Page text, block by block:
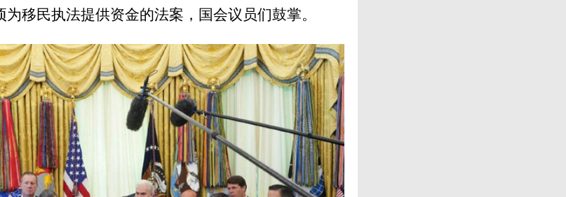
移民执法提供资金的法案，国会议员们鼓掌。